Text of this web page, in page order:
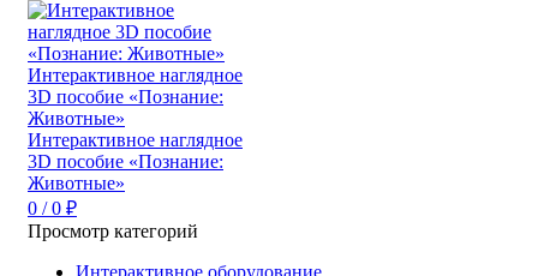
0 / 0 ₽
Просмотр категорий
Интерактивное оборудование